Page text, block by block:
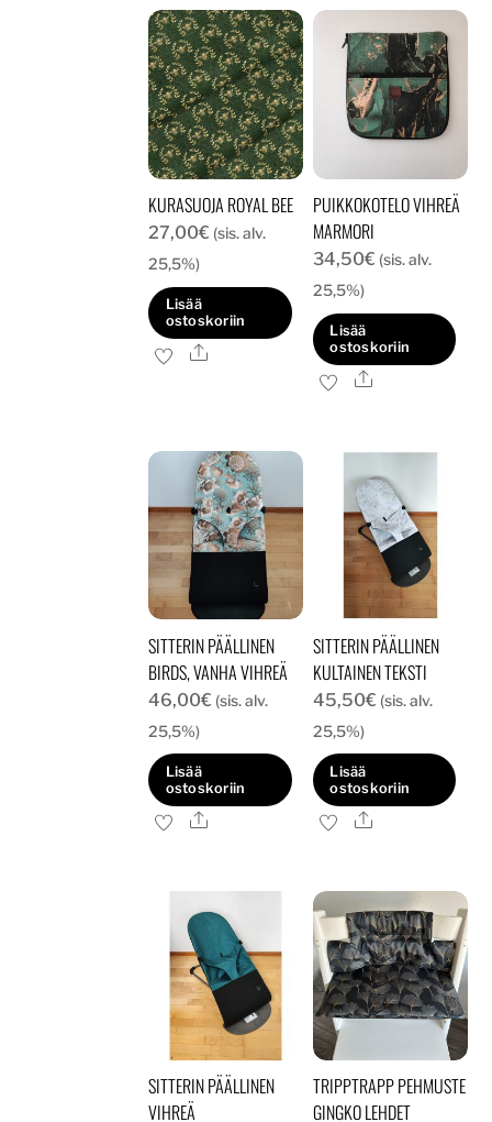
useampi
muunnelma.
Voit
tehdä
valinnat
tuotteen
sivulla.
KURASUOJA ROYAL BEE
27,00€ (sis. alv.
25,5%)
Lisää
ostoskoriin
Ale
PUIKKOKOTELO VIHREÄ
MARMORI
34,50€ (sis. alv.
25,5%)
Lisää
ostoskoriin
Ale
SITTERIN PÄÄLLINEN
BIRDS, VANHA VIHREÄ
46,00€ (sis. alv.
25,5%)
Lisää
ostoskoriin
Ale
SITTERIN PÄÄLLINEN
KULTAINEN TEKSTI
45,50€ (sis. alv.
25,5%)
Lisää
ostoskoriin
Ale
SITTERIN PÄÄLLINEN
VIHREÄ
TRIPPTRAPP PEHMUSTE
GINGKO LEHDET